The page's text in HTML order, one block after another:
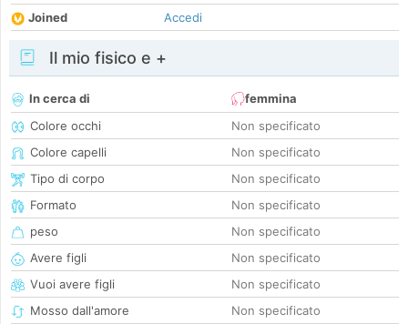
Joined
Accedi
Il mio fisico e +
In cerca di
femmina
Colore occhi
Non specificato
Colore capelli
Non specificato
Tipo di corpo
Non specificato
Formato
Non specificato
peso
Non specificato
Avere figli
Non specificato
Vuoi avere figli
Non specificato
Mosso dall'amore
Non specificato